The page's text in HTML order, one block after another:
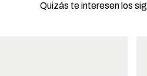
Quizás te interesen los